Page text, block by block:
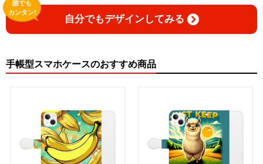
自分でもデザインしてみる
誰でも
カンタン!
手帳型スマホケースのおすすめ商品